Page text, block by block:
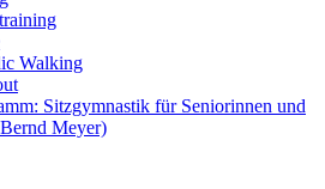
Walking
Sitzgymnastik für Seniorinnen und
Meyer)